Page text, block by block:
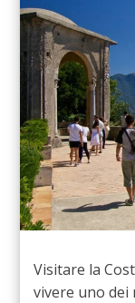
Visitare la
vivere uno dei